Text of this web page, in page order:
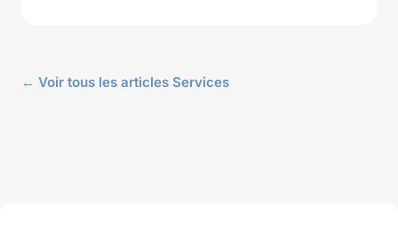
← Voir tous les articles Services